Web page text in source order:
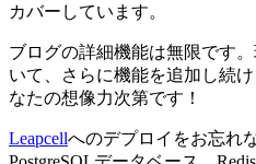
カバーしています。
ブログの詳細機能は無限です
いて、さらに機能を追加し続
なたの想像力次第です！
Leapcellへのデプロイをお忘れ